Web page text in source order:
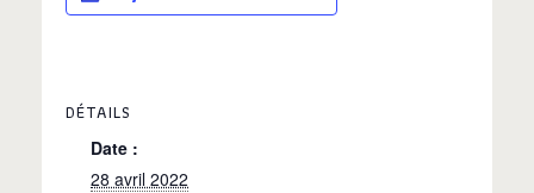
DÉTAILS
Date :
28 avril 2022